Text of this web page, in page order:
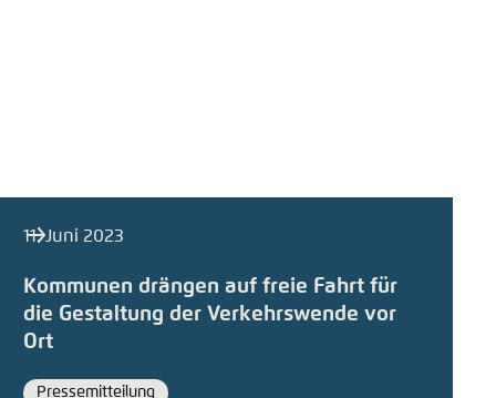
11. Juni 2023
Kommunen drängen auf freie Fahrt für
die Gestaltung der Verkehrswende vor
Ort
Pressemitteilung